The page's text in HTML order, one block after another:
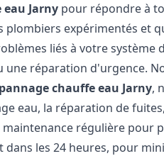
eau Jarny pour répondre à
plombiers expérimentés et
liés à votre système
une réparation d'urgence.
chauffe eau Jarny,
eau, la réparation de
maintenance régulière pour
dans les 24 heures, pour